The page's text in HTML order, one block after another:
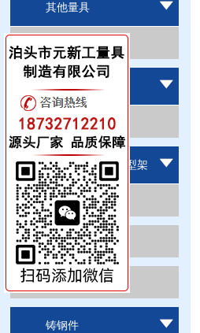
其他量具
地轨地平铁系列
地轨地平铁
铸铁方箱,弯板,V型架
铸铁方箱
铸铁弯板
铸铁V型架
铸钢件